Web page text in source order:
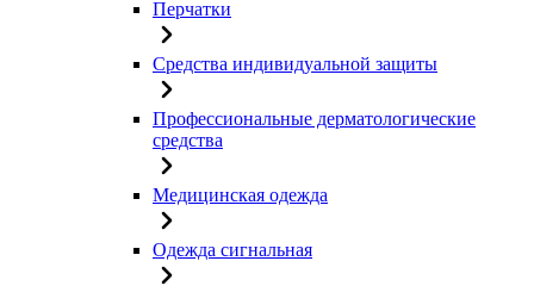
Перчатки
Средства индивидуальной защиты
Профессиональные дерматологические
средства
Медицинская одежда
Одежда сигнальная